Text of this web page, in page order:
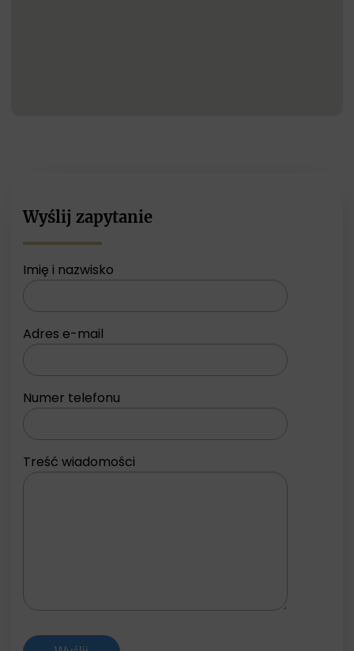
Wyślij zapytanie
Imię i nazwisko
Adres e-mail
Numer telefonu
Treść wiadomości